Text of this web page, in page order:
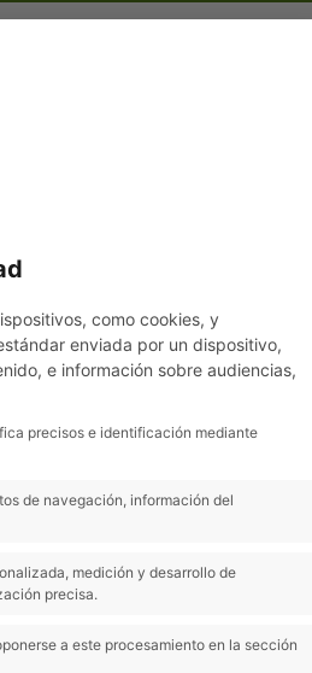
solidario
como cookies, y
enviada por un dispositivo,
e información sobre audiencias,
precisos e identificación mediante
de navegación, información del
medición y desarrollo de
precisa.
a este procesamiento en la sección